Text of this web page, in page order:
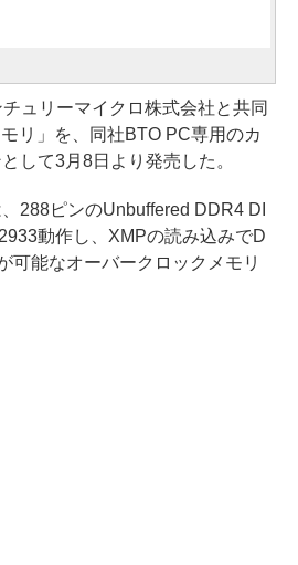
ュリーマイクロ株式会社と共同
リ」を、同社BTO PC専用のカ
して3月8日より発売した。
288ピンのUnbuffered DDR4 DI
動作し、XMPの読み込みでD
可能なオーバークロックメモリ